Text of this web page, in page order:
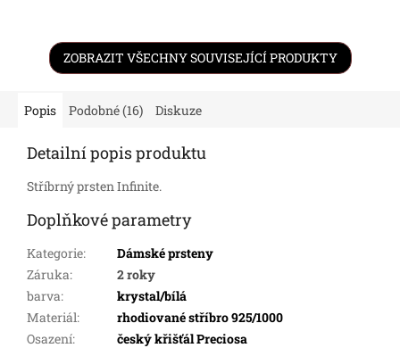
ZOBRAZIT VŠECHNY SOUVISEJÍCÍ PRODUKTY
Popis Podobné (16) Diskuze
Detailní popis produktu
Stříbrný prsten Infinite.
Doplňkové parametry
Kategorie:
Dámské prsteny
Záruka:
2 roky
barva:
krystal/bílá
Materiál:
rhodiované stříbro 925/1000
Osazení:
český křišťál Preciosa